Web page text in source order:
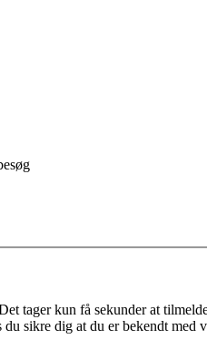
tager kun få sekunder at
sikre dig at du er bekendt